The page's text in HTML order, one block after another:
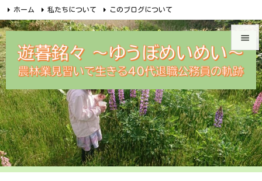


メニュ

サイド

前へ

次へ
ホーム 私たちについて このブログについて
無料メルマガ講座のご案内 めいめい企画オンラインショップ
遊暮銘々メルカリ 問合せ Facebook RSS Feedly